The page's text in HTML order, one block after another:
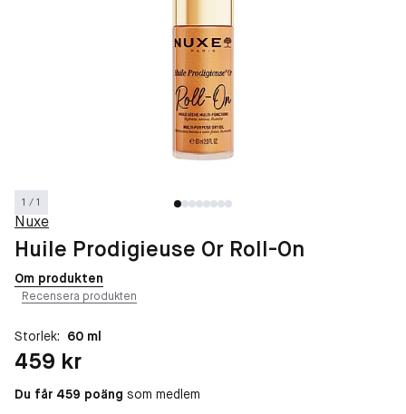
1 / 1
Nuxe
Huile Prodigieuse Or Roll-On
Om produkten
Recensera produkten
Storlek: 60 ml
Pris: 459 kr
459 kr
Du får 459 poäng som medlem